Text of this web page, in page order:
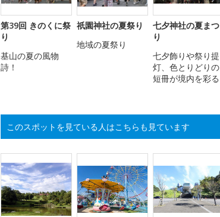
第39回 きのくに祭
り
基山の夏の風物
詩！
祇園神社の夏祭り
地域の夏祭り
七夕神社の夏まつ
り
七夕飾りや祭り提
灯、色とりどりの
短冊が境内を彩る
このスポットを見ている人はこちらも見ています